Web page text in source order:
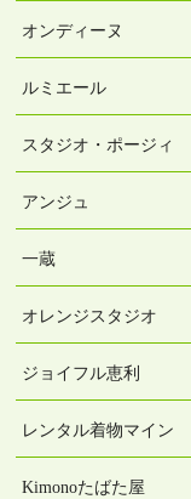
オンディーヌ
ルミエール
スタジオ・ポージィ
アンジュ
一蔵
オレンジスタジオ
ジョイフル恵利
レンタル着物マイン
Kimonoたばた屋